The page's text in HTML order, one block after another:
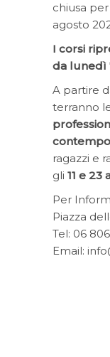
chiusa per
agosto
I corsi
da lunedì
A partire
terranno
ragazzi e
gli 11 e 23
Per
Piazza
Tel: 06
Email: